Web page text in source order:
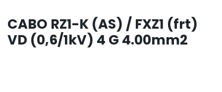
CABO RZ1-K (AS) / FXZ1 (frt)
VD (0,6/1kV) 4 G 4.00mm2